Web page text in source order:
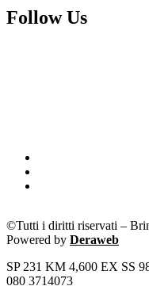
Follow Us
©Tutti i diritti riservati –
Powered by Deraweb
SP 231 KM 4,600 EX SS
080 3714073